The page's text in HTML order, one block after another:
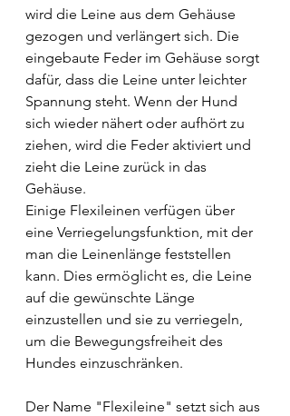
wird die Leine aus dem Gehäuse
gezogen und verlängert sich. Die
eingebaute Feder im Gehäuse sorgt
dafür, dass die Leine unter leichter
Spannung steht. Wenn der Hund
sich wieder nähert oder aufhört zu
ziehen, wird die Feder aktiviert und
zieht die Leine zurück in das
Gehäuse.
Einige Flexileinen verfügen über
eine Verriegelungsfunktion, mit der
man die Leinenlänge feststellen
kann. Dies ermöglicht es, die Leine
auf die gewünschte Länge
einzustellen und sie zu verriegeln,
um die Bewegungsfreiheit des
Hundes einzuschränken.
Der Name "Flexileine" setzt sich aus